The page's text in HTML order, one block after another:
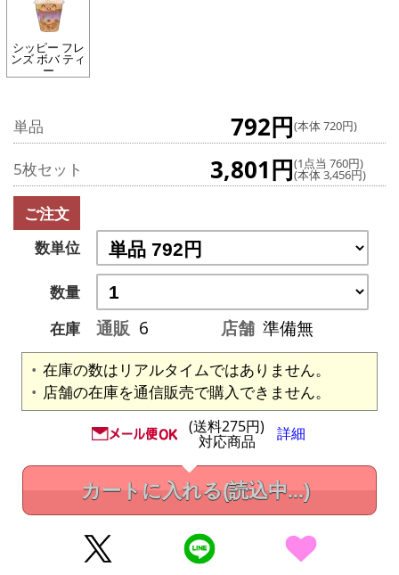
シッピー フレ
ンズ ボバ ティ
ー
単品 792円(本体 720円)
5枚セット 3,801円(1点当 760円)
(本体 3,456円)
ご注文
数単位
数量
在庫
通販 6 店舗 準備無
在庫の数はリアルタイムではありません。
店舗の在庫を通信販売で購入できません。
(送料275円)
対応商品 詳細
カートに入れる(読込中...)